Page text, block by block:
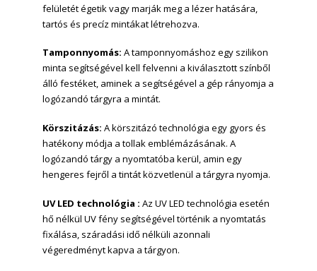
felületét égetik vagy marják meg a lézer hatására,
tartós és precíz mintákat létrehozva.
Tamponnyomás: A tamponnyomáshoz egy szilikon
minta segítségével kell felvenni a kiválasztott színből
álló festéket, aminek a segítségével a gép rányomja a
logózandó tárgyra a mintát.
Körszitázás: A körszitázó technológia egy gyors és
hatékony módja a tollak emblémázásának. A
logózandó tárgy a nyomtatóba kerül, amin egy
hengeres fejről a tintát közvetlenül a tárgyra nyomja.
UV LED technológia : Az UV LED technológia esetén
hő nélkül UV fény segítségével történik a nyomtatás
fixálása, száradási idő nélküli azonnali
végeredményt kapva a tárgyon.